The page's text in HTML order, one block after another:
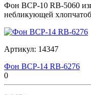
Фон BCP-10 RB-5060
небликующей
Артикул: 14347
Фон BCP-14 RB-6276
0